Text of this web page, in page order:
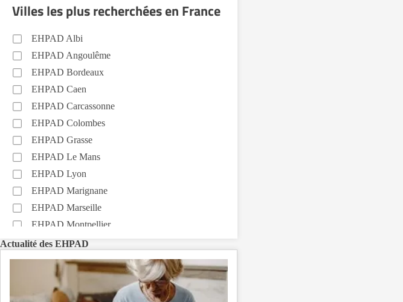
Villes les plus recherchées en France
EHPAD Albi
EHPAD Angoulême
EHPAD Bordeaux
EHPAD Caen
EHPAD Carcassonne
EHPAD Colombes
EHPAD Grasse
EHPAD Le Mans
EHPAD Lyon
EHPAD Marignane
EHPAD Marseille
EHPAD Montpellier
EHPAD Nantes
EHPAD Nice
EHPAD Paris
EHPAD Royan
Actualité des EHPAD